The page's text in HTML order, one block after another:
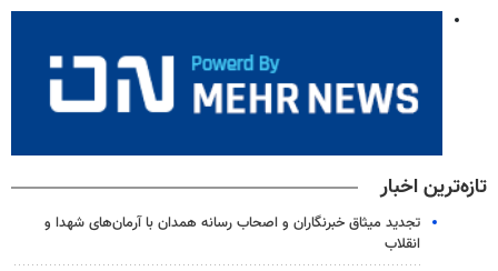
تازه‌ترین اخبار
تجدید میثاق خبرنگاران و اصحاب رسانه همدان با آرمان‌های شهدا و
انقلاب